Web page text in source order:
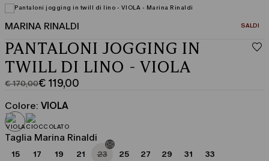
MARINA RINALDI SALDI
PANTALONI JOGGING IN
TWILL DI LINO - VIOLA
€ 170,00
Prezzo
originale
€
170,00
€ 119,00
Prezzo
corrente
€
119,00
Colore: VIOLA
Taglia Marina Rinaldi
15 17 19 21 23 25 27 29 31 33